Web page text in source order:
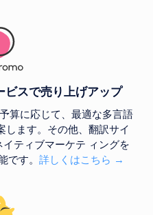
スで売り上げアップ
算に応じて、最適な多言語
します。その他、翻訳サイ
イティブマーケテ ィングを
す。 詳しくはこちら →